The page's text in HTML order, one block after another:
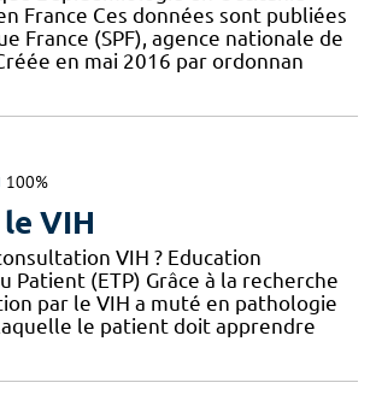
France Ces données sont publiées
France (SPF), agence nationale de
en mai 2016 par ordonnan
100%
VIH
VIH ? Education
Patient (ETP) Grâce à la recherche
par le VIH a muté en pathologie
le patient doit apprendre